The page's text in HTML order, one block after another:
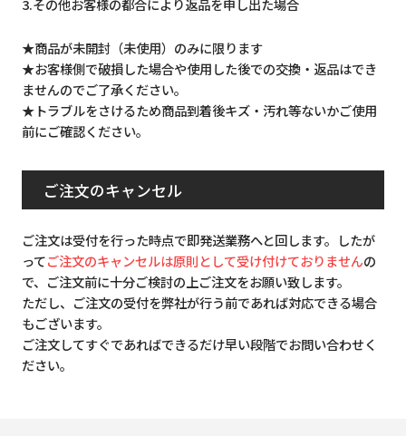
3.その他お客様の都合により返品を申し出た場合
★商品が未開封（未使用）のみに限ります
★お客様側で破損した場合や使用した後での交換・返品はでき
ませんのでご了承ください。
★トラブルをさけるため商品到着後キズ・汚れ等ないかご使用
前にご確認ください。
ご注文のキャンセル
ご注文は受付を行った時点で即発送業務へと回します。したが
ってご注文のキャンセルは原則として受け付けておりませんの
で、ご注文前に十分ご検討の上ご注文をお願い致します。
ただし、ご注文の受付を弊社が行う前であれば対応できる場合
もございます。
ご注文してすぐであればできるだけ早い段階でお問い合わせく
ださい。